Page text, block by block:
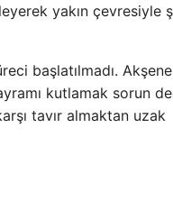
yakın çevresiyle
başlatılmadı.
kutlamak sorun
tavır almaktan uzak